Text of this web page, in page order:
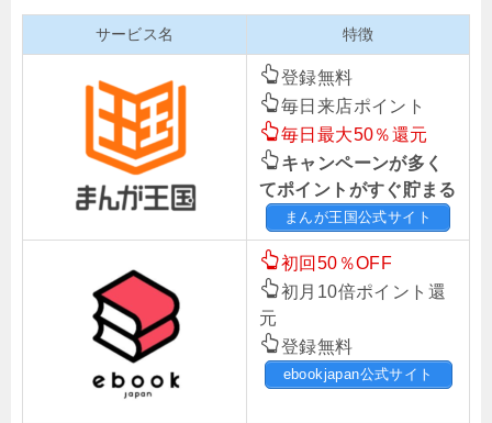
サービス名 特徴
登録無料
毎日来店ポイント
毎日最大50％還元
キャンペーンが多く
てポイントがすぐ貯まる
まんが王国公式サイト
初回50％OFF
初月10倍ポイント還
元
登録無料
ebookjapan公式サイト